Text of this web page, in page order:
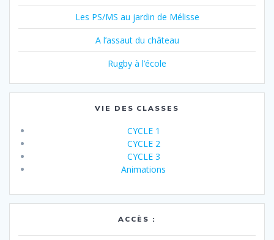
Les PS/MS au jardin de Mélisse
A l’assaut du château
Rugby à l’école
VIE DES CLASSES
CYCLE 1
CYCLE 2
CYCLE 3
Animations
ACCÈS :